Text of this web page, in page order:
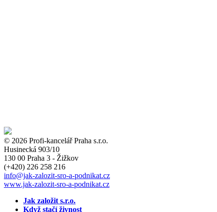
© 2026 Profi-kancelář Praha s.r.o.
Husinecká 903/10
130 00 Praha 3 - Žižkov
(+420) 226 258 216
info@jak-zalozit-sro-a-podnikat.cz
www.jak-zalozit-sro-a-podnikat.cz
Jak založit s.r.o.
Když stačí živnost